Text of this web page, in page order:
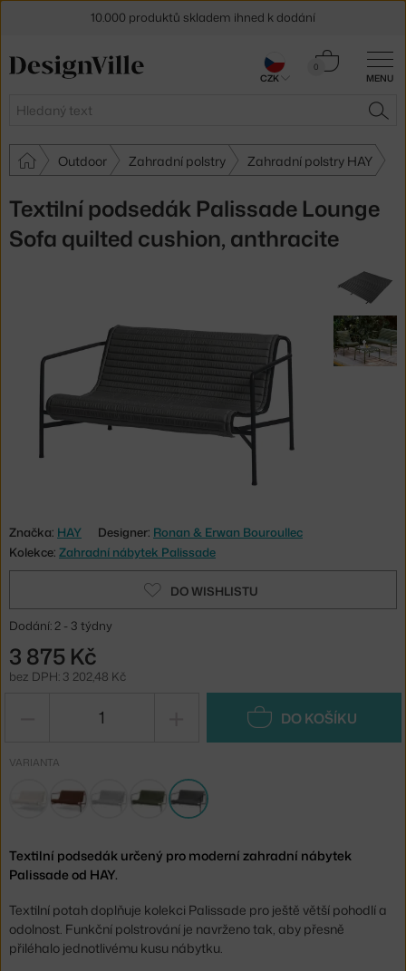
MENU
Hledat
0
Košík
Outdoor Zahradní polstry Zahradní polstry HAY
Textilní podsedák Palissade Lounge
Sofa quilted cushion, anthracite
Značka: HAY Designer: Ronan & Erwan Bouroullec
Kolekce: Zahradní nábytek Palissade
DO WISHLISTU
Dodání: 2 - 3 týdny
3 875 Kč
bez DPH: 3 202,48 Kč
DO KOŠÍKU
VARIANTA
Textilní podsedák určený pro moderní zahradní nábytek
Palissade od HAY.
Textilní potah doplňuje kolekci Palissade pro ještě větší pohodlí a
odolnost. Funkční polstrování je navrženo tak, aby přesně
přiléhalo jednotlivému kusu nábytku.
10.000 produktů skladem ihned k dodání
Sleva 5 % pro odběratele
CZK